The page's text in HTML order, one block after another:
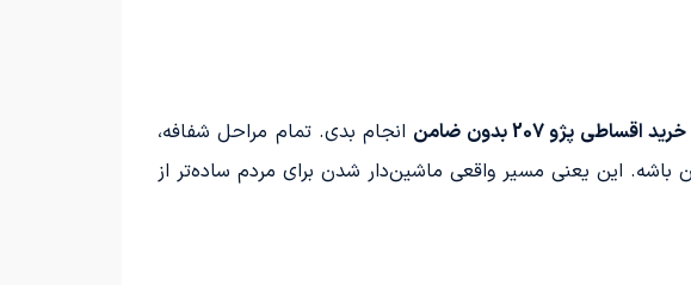
خرید اقساطی پژو 207 بدون ضامن
انجام بدی. تمام مراحل شفافه،
این یعنی مسیر واقعی ماشین‌دار شدن برای مردم ساده‌تر از